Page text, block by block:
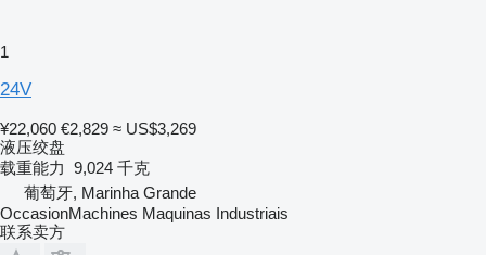
1
24V
¥22,060 €2,829 ≈ US$3,269
液压绞盘
载重能力 9,024 千克
葡萄牙, Marinha Grande
OccasionMachines Maquinas Industriais
联系卖方